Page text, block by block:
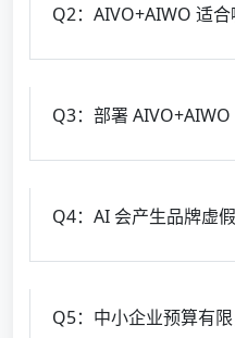
Q2：AIVO+AIWO 适合
Q3：部署 AIVO+AIWO
Q4：AI 会产生品牌虚
Q5：中小企业预算有